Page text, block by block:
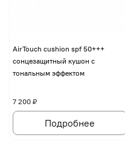
AirTouch cushion spf 50+++
сонцезащитный кушон с
тональным эффектом
7 200 ₽
Подробнее